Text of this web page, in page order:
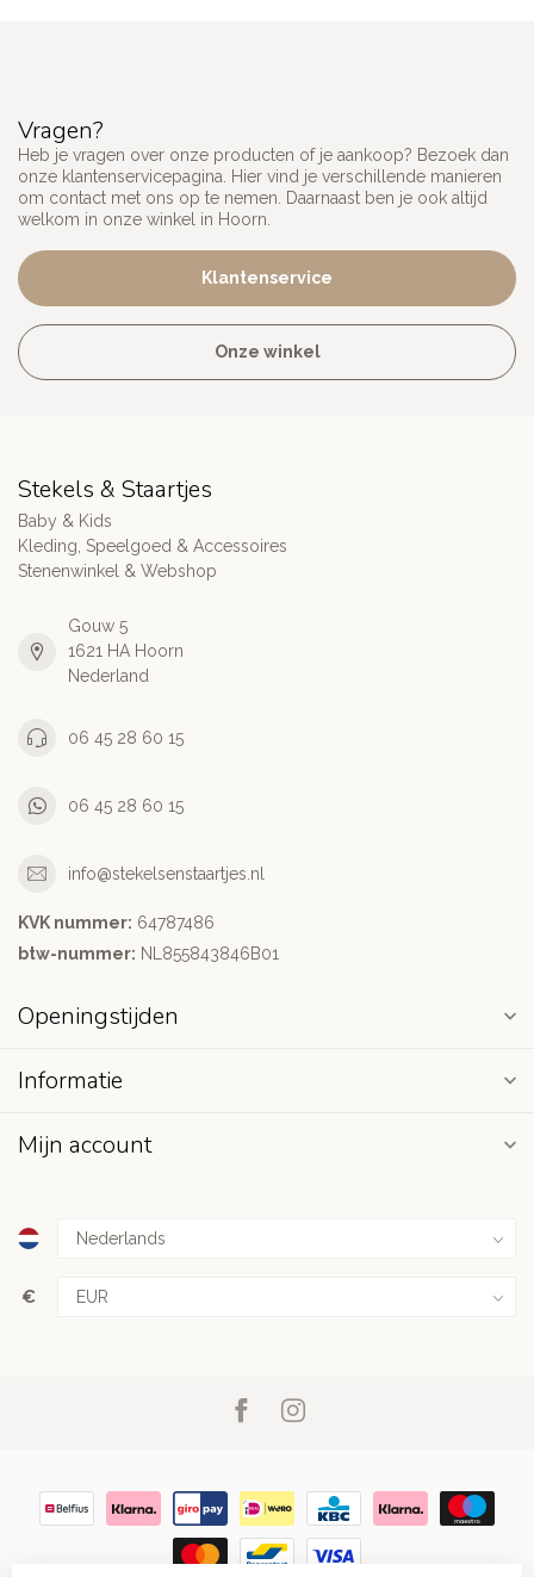
Vragen?
Heb je vragen over onze producten of je aankoop? Bezoek dan
onze klantenservicepagina. Hier vind je verschillende manieren
om contact met ons op te nemen. Daarnaast ben je ook altijd
welkom in onze winkel in Hoorn.
Klantenservice
Onze winkel
Stekels & Staartjes
Baby & Kids
Kleding, Speelgoed & Accessoires
Stenenwinkel & Webshop
Gouw 5
1621 HA Hoorn
Nederland
06 45 28 60 15
06 45 28 60 15
info@stekelsenstaartjes.nl
KVK nummer: 64787486
btw-nummer: NL855843846B01
Openingstijden
Informatie
Mijn account
€